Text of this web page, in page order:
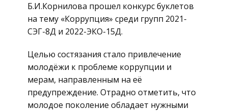
Б.И.Корнилова прошел конкурс буклетов
на тему «Коррупция» среди групп 2021-
СЭГ-8Д и 2022-ЭКО-15Д.
Целью состязания стало привлечение
молодёжи к проблеме коррупции и
мерам, направленным на её
предупреждение. Отрадно отметить, что
молодое поколение обладает нужными